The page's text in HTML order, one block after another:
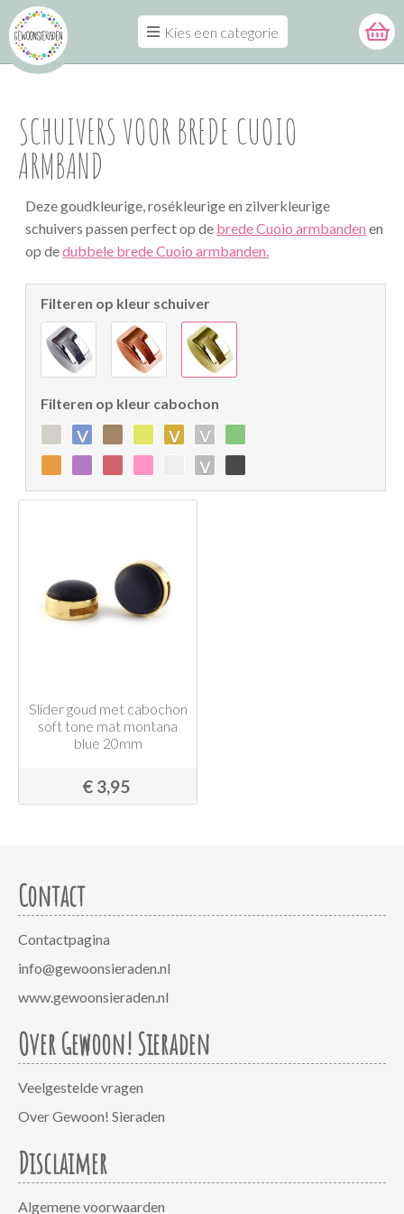
Kies een categorie
SCHUIVERS VOOR BREDE CUOIO
ARMBAND
Deze goudkleurige, rosékleurige en zilverkleurige
schuivers passen perfect op de brede Cuoio armbanden en
op dedubbele brede Cuoio armbanden.
Filteren op kleur schuiver
Filteren op kleur cabochon
v v
v
v
Slider goud met cabochon
soft tone mat montana
blue 20mm
€ 3,95
Contact
Contactpagina
info@gewoonsieraden.nl
www.gewoonsieraden.nl
Over Gewoon! Sieraden
Veelgestelde vragen
Over Gewoon! Sieraden
Disclaimer
Algemene voorwaarden